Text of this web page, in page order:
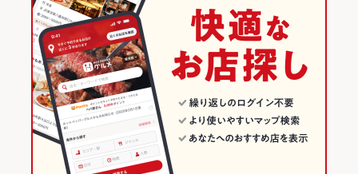
お子様連れ お子様連れ歓迎
ウェディン
グパーティ
ー二次会
－
－
春日井・小牧・一宮・江南・瀬戸 × 和食
春日井・小牧・一宮・江南・瀬戸 × 日本料理・懐石・割烹
江南駅 × 和食
江南駅 × 日本料理・懐石・割烹
愛知 × 和風
愛知 × 和食
愛知 × 日本料理・懐石・割烹
江南のグルメランキング
江南の創作料理ランキング